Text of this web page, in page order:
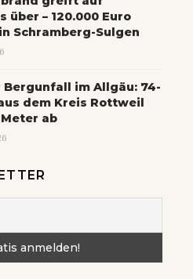
über – 120.000 Euro
Schramberg-Sulgen
Bergunfall im Allgäu: 74-
dem Kreis Rottweil
ab